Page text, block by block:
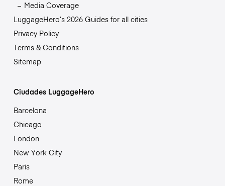
Media Coverage
LuggageHero’s 2026 Guides for all cities
Privacy Policy
Terms & Conditions
Sitemap
Ciudades LuggageHero
Barcelona
Chicago
London
New York City
Paris
Rome